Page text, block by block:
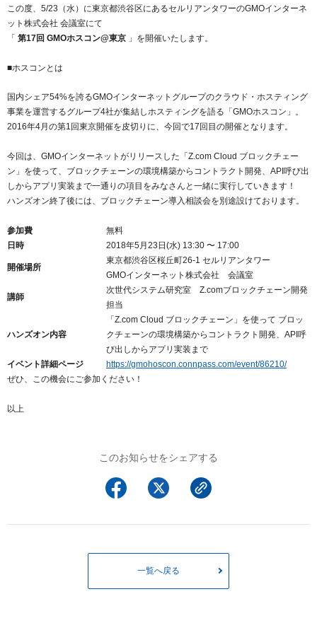
人気ドメインの種類
ドメイン・ホスティングOEM
ドメインコンシェルジュ
Value Domain Analyzer
Value AI Writer
以下でもログイン可能
Google Yahoo!
GMO ID Amazon
※AmazonはValue Domain Oneのログイン画面へ遷移します
従来のバリュードメインをご利用希望の方
Value Domainユーザー登録
One レンタルサーバーを含む最新の機能を使う方
Value Domain Oneアカウント作成
Google Yahoo!
GMO ID
※AmazonはValue Domain Oneのアカウント作成画面へ遷移します
この度、5/23（水）に東京都渋谷区にあるセルリアンタワーのGMOインターネ
ット株式会社 会議室にて
「 第17回 GMOホスコン@東京」を開催いたします。
■ホスコンとは
国内シェア54%を誇るGMOインターネットグループのクラウド・ホスティング
事業を運営するグループ4社が集結しホスティングを語る「GMOホスコン」。
2016年4月の第1回東京開催を皮切りに、今回で17回目の開催となります。
今回は、GMOインターネットがリリースした「Z.com Cloud ブロックチェー
ン」を使って、ブロックチェーンの環境構築からコントラクト開発、API呼び出
しからアプリ実装まで一通りの項目をみなさんと一緒に実行していきます！
ハンズオン終了後には、ブロックチェーン導入相談会を別途設けております。
参加費
無料
日時
2018年5月23日(水) 13:30 〜 17:00
開催場所
東京都渋谷区桜丘町26-1 セルリアンタワー
GMOインターネット株式会社 会議室
講師
次世代システム研究室 Z.comブロックチェーン開発
担当
ハンズオン内容
「Z.com Cloud ブロックチェーン」を使って ブロッ
クチェーンの環境構築からコントラクト開発、API呼
び出しからアプリ実装まで
イベント詳細ページ
https://gmohoscon.connpass.com/event/86210/
ぜひ、この機会にご参加ください！
以上
このお知らせをシェアする
一覧へ戻る